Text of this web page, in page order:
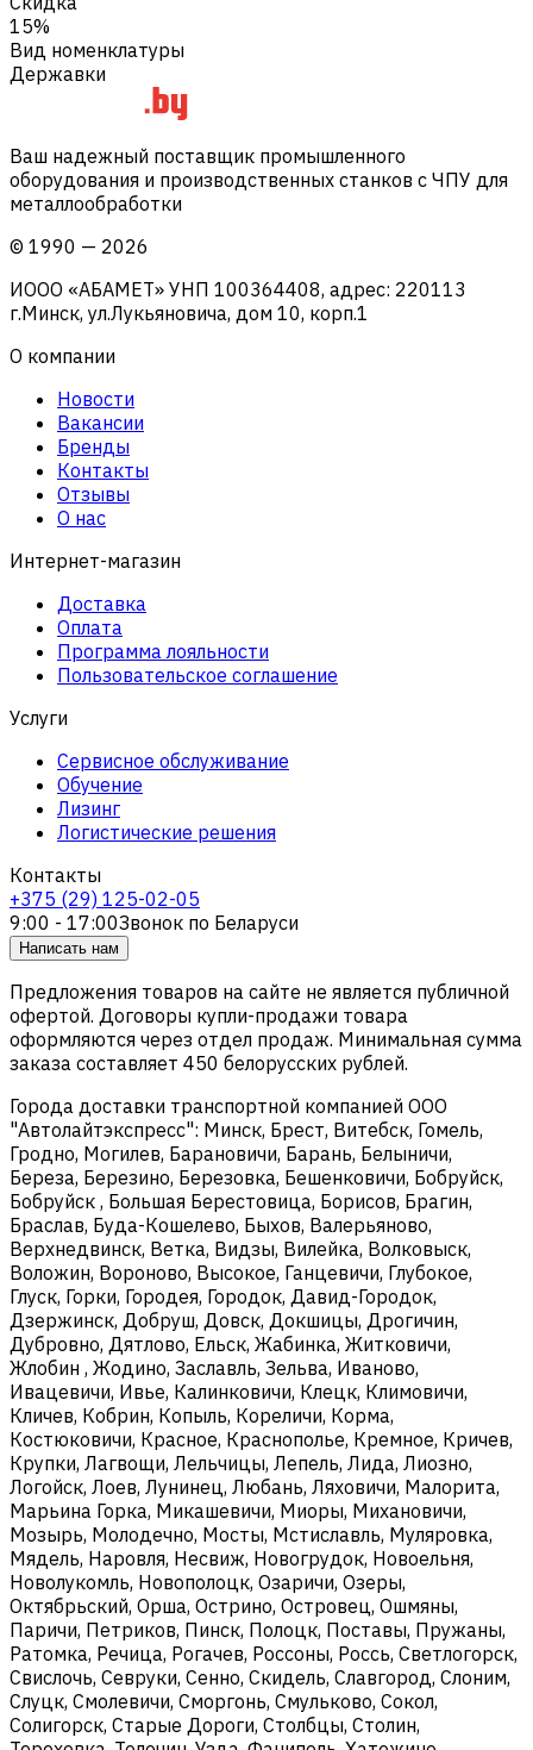
15%
Вид номенклатуры
Державки
Ваш надежный поставщик промышленного
оборудования и производственных станков с ЧПУ для
металлообработки
© 1990 — 2026
ИООО «АБАМЕТ» УНП 100364408, адрес: 220113
г.Минск, ул.Лукьяновича, дом 10, корп.1
О компании
Новости
Вакансии
Бренды
Контакты
Отзывы
О нас
Интернет-магазин
Доставка
Оплата
Программа лояльности
Пользовательское соглашение
Услуги
Сервисное обслуживание
Обучение
Лизинг
Логистические решения
Контакты
+375 (29) 125-02-05
9:00 - 17:00Звонок по Беларуси
Написать нам
Предложения товаров на сайте не является публичной
офертой. Договоры купли-продажи товара
оформляются через отдел продаж. Минимальная сумма
заказа составляет 450 белорусских рублей.
Города доставки транспортной компанией ООО
"Автолайтэкспресс": Минск, Брест, Витебск, Гомель,
Гродно, Могилев, Барановичи, Барань, Белыничи,
Береза, Березино, Березовка, Бешенковичи, Бобруйск,
Бобруйск , Большая Берестовица, Борисов, Брагин,
Браслав, Буда-Кошелево, Быхов, Валерьяново,
Верхнедвинск, Ветка, Видзы, Вилейка, Волковыск,
Воложин, Вороново, Высокое, Ганцевичи, Глубокое,
Глуск, Горки, Городея, Городок, Давид-Городок,
Дзержинск, Добруш, Довск, Докшицы, Дрогичин,
Дубровно, Дятлово, Ельск, Жабинка, Житковичи,
Жлобин , Жодино, Заславль, Зельва, Иваново,
Ивацевичи, Ивье, Калинковичи, Клецк, Климовичи,
Кличев, Кобрин, Копыль, Кореличи, Корма,
Костюковичи, Красное, Краснополье, Кремное, Кричев,
Крупки, Лагвощи, Лельчицы, Лепель, Лида, Лиозно,
Логойск, Лоев, Лунинец, Любань, Ляховичи, Малорита,
Марьина Горка, Микашевичи, Миоры, Михановичи,
Мозырь, Молодечно, Мосты, Мстиславль, Муляровка,
Мядель, Наровля, Несвиж, Новогрудок, Новоельня,
Новолукомль, Новополоцк, Озаричи, Озеры,
Октябрьский, Орша, Острино, Островец, Ошмяны,
Паричи, Петриков, Пинск, Полоцк, Поставы, Пружаны,
Ратомка, Речица, Рогачев, Россоны, Россь, Светлогорск,
Свислочь, Севруки, Сенно, Скидель, Славгород, Слоним,
Слуцк, Смолевичи, Сморгонь, Смульково, Сокол,
Солигорск, Старые Дороги, Столбцы, Столин,